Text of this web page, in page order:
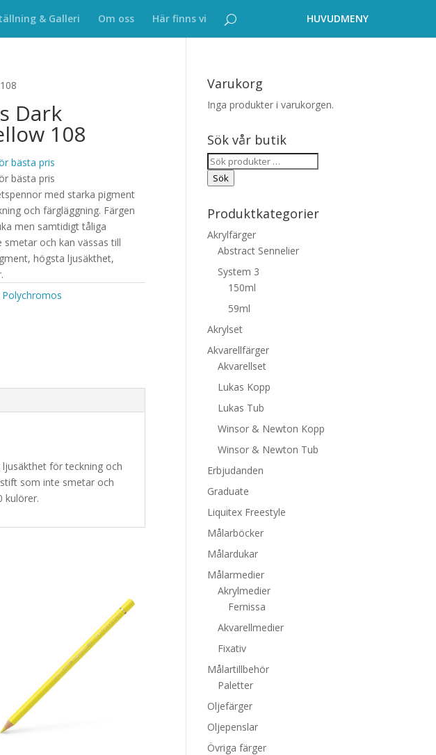
& Galleri Om oss Här finns vi
Dark
108
bästa pris
bästa pris
med starka pigment
och färgläggning. Färgen
men samtidigt tåliga
och kan vässas till
högsta ljusäkthet,
Polychromos
för teckning och
som inte smetar och
kulörer.
Varukorg
Inga produkter i varukorgen.
Sök vår butik
Sök
efter:
Sök
Produktkategorier
Akrylfärger
Abstract Sennelier
System 3
150ml
59ml
Akrylset
Akvarellfärger
Akvarellset
Lukas Kopp
Lukas Tub
Winsor & Newton Kopp
Winsor & Newton Tub
Erbjudanden
Graduate
Liquitex Freestyle
Målarböcker
Målardukar
Målarmedier
Akrylmedier
Fernissa
Akvarellmedier
Fixativ
Målartillbehör
Paletter
Oljefärger
Oljepenslar
Övriga färger